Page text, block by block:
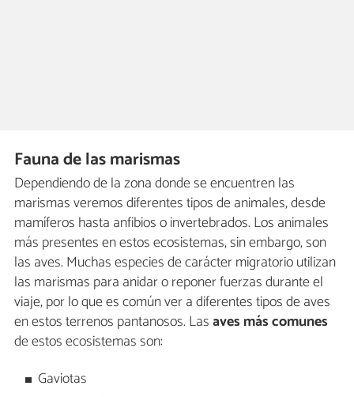
Fauna de las marismas
Dependiendo de la zona donde se encuentren las
marismas veremos diferentes tipos de animales, desde
mamíferos hasta anfibios o invertebrados. Los animales
más presentes en estos ecosistemas, sin embargo, son
las aves. Muchas especies de carácter migratorio utilizan
las marismas para anidar o reponer fuerzas durante el
viaje, por lo que es común ver a diferentes tipos de aves
en estos terrenos pantanosos. Lasaves más comunes
de estos ecosistemas son:
Gaviotas